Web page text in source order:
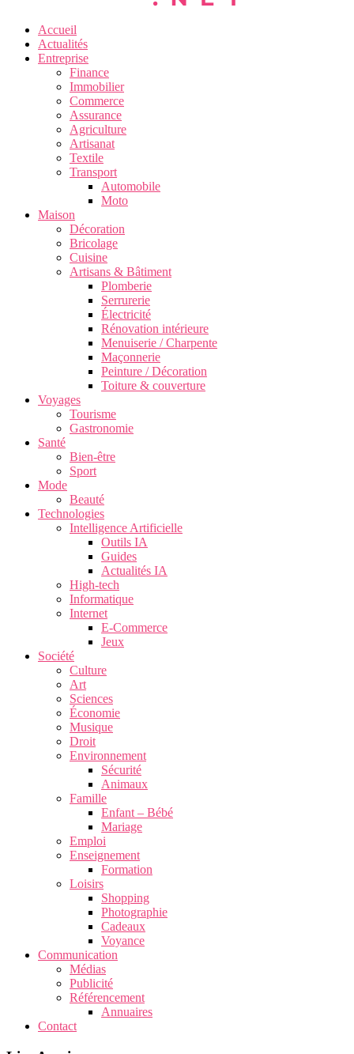
Accueil
Actualités
Entreprise
Finance
Immobilier
Commerce
Assurance
Agriculture
Artisanat
Textile
Transport
Automobile
Moto
Maison
Décoration
Bricolage
Cuisine
Artisans & Bâtiment
Plomberie
Serrurerie
Électricité
Rénovation intérieure
Menuiserie / Charpente
Maçonnerie
Peinture / Décoration
Toiture & couverture
Voyages
Tourisme
Gastronomie
Santé
Bien-être
Sport
Mode
Beauté
Technologies
Intelligence Artificielle
Outils IA
Guides
Actualités IA
High-tech
Informatique
Internet
E-Commerce
Jeux
Société
Culture
Art
Sciences
Économie
Musique
Droit
Environnement
Sécurité
Animaux
Famille
Enfant – Bébé
Mariage
Emploi
Enseignement
Formation
Loisirs
Shopping
Photographie
Cadeaux
Voyance
Communication
Médias
Publicité
Référencement
Annuaires
Contact